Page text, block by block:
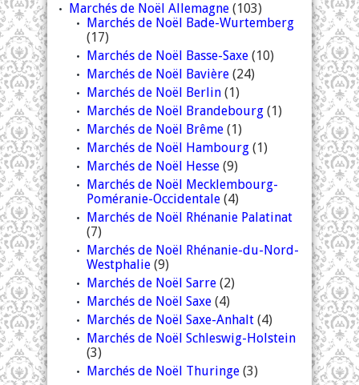
Marchés de Noël Allemagne (103)
Marchés de Noël Bade-Wurtemberg
(17)
Marchés de Noël Basse-Saxe (10)
Marchés de Noël Bavière (24)
Marchés de Noël Berlin (1)
Marchés de Noël Brandebourg (1)
Marchés de Noël Brême (1)
Marchés de Noël Hambourg (1)
Marchés de Noël Hesse (9)
Marchés de Noël Mecklembourg-
Poméranie-Occidentale (4)
Marchés de Noël Rhénanie Palatinat
(7)
Marchés de Noël Rhénanie-du-Nord-
Westphalie (9)
Marchés de Noël Sarre (2)
Marchés de Noël Saxe (4)
Marchés de Noël Saxe-Anhalt (4)
Marchés de Noël Schleswig-Holstein
(3)
Marchés de Noël Thuringe (3)